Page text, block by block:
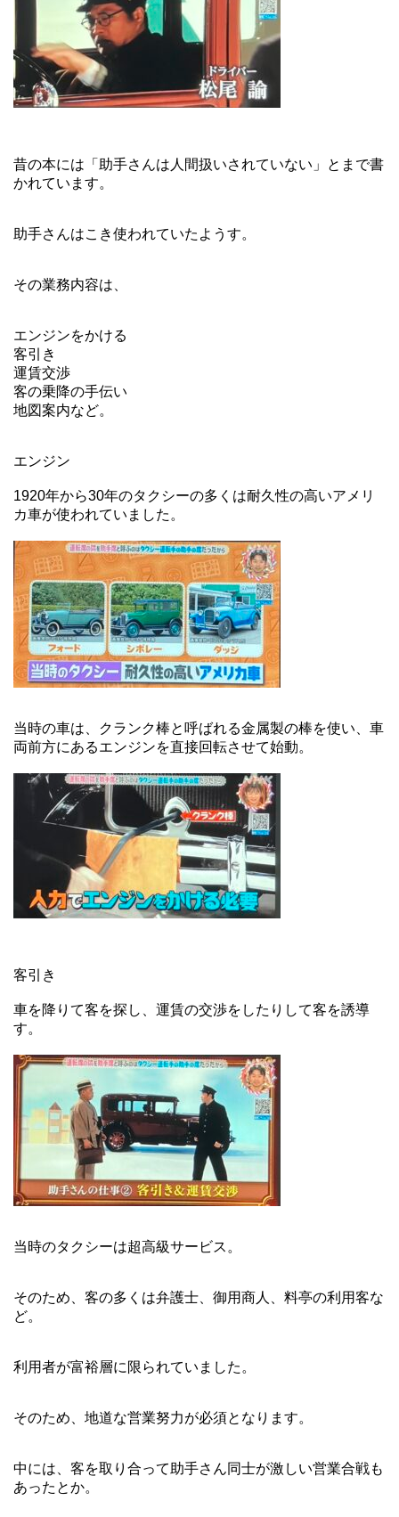
昔の本には「助手さんは人間扱いされていない」とまで書
かれています。
助手さんはこき使われていたようす。
その業務内容は、
エンジンをかける
客引き
運賃交渉
客の乗降の手伝い
地図案内など。
エンジン
1920年から30年のタクシーの多くは耐久性の高いアメリ
カ車が使われていました。
当時の車は、クランク棒と呼ばれる金属製の棒を使い、車
両前方にあるエンジンを直接回転させて始動。
客引き
車を降りて客を探し、運賃の交渉をしたりして客を誘導
す。
当時のタクシーは超高級サービス。
そのため、客の多くは弁護士、御用商人、料亭の利用客な
ど。
利用者が富裕層に限られていました。
そのため、地道な営業努力が必須となります。
中には、客を取り合って助手さん同士が激しい営業合戦も
あったとか。